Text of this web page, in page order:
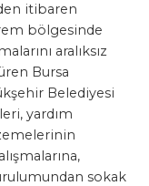
itibaren
bölgesinde
aralıksız
Bursa
Belediyesi
yardım
sokak